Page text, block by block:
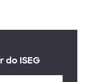
do ISEG